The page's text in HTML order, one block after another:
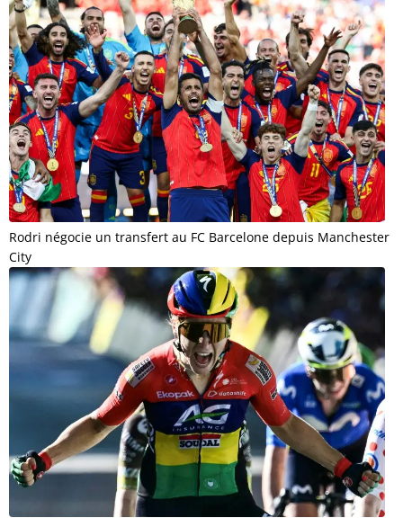
Rodri négocie un transfert au FC Barcelone depuis Manchester
City